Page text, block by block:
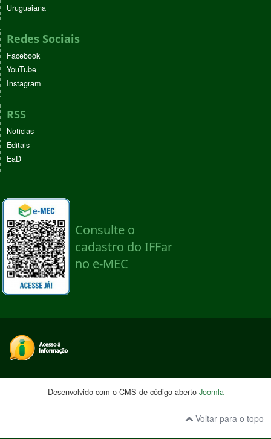
Uruguaiana
Redes Sociais
Facebook
YouTube
Instagram
RSS
Noticias
Editais
EaD
Desenvolvido com o CMS de código aberto Joomla
Voltar para o topo